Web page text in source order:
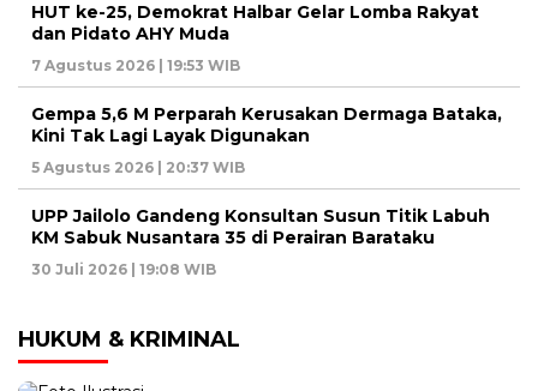
HUT ke-25, Demokrat Halbar Gelar Lomba Rakyat
dan Pidato AHY Muda
7 Agustus 2026 | 19:53 WIB
Gempa 5,6 M Perparah Kerusakan Dermaga Bataka,
Kini Tak Lagi Layak Digunakan
5 Agustus 2026 | 20:37 WIB
UPP Jailolo Gandeng Konsultan Susun Titik Labuh
KM Sabuk Nusantara 35 di Perairan Barataku
30 Juli 2026 | 19:08 WIB
HUKUM & KRIMINAL